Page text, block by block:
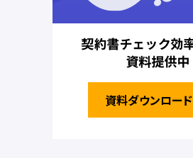
資料ダウンロード